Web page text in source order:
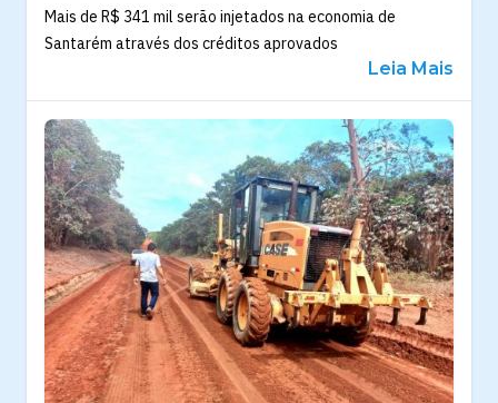
Mais de R$ 341 mil serão injetados na economia de
Santarém através dos créditos aprovados
Leia Mais